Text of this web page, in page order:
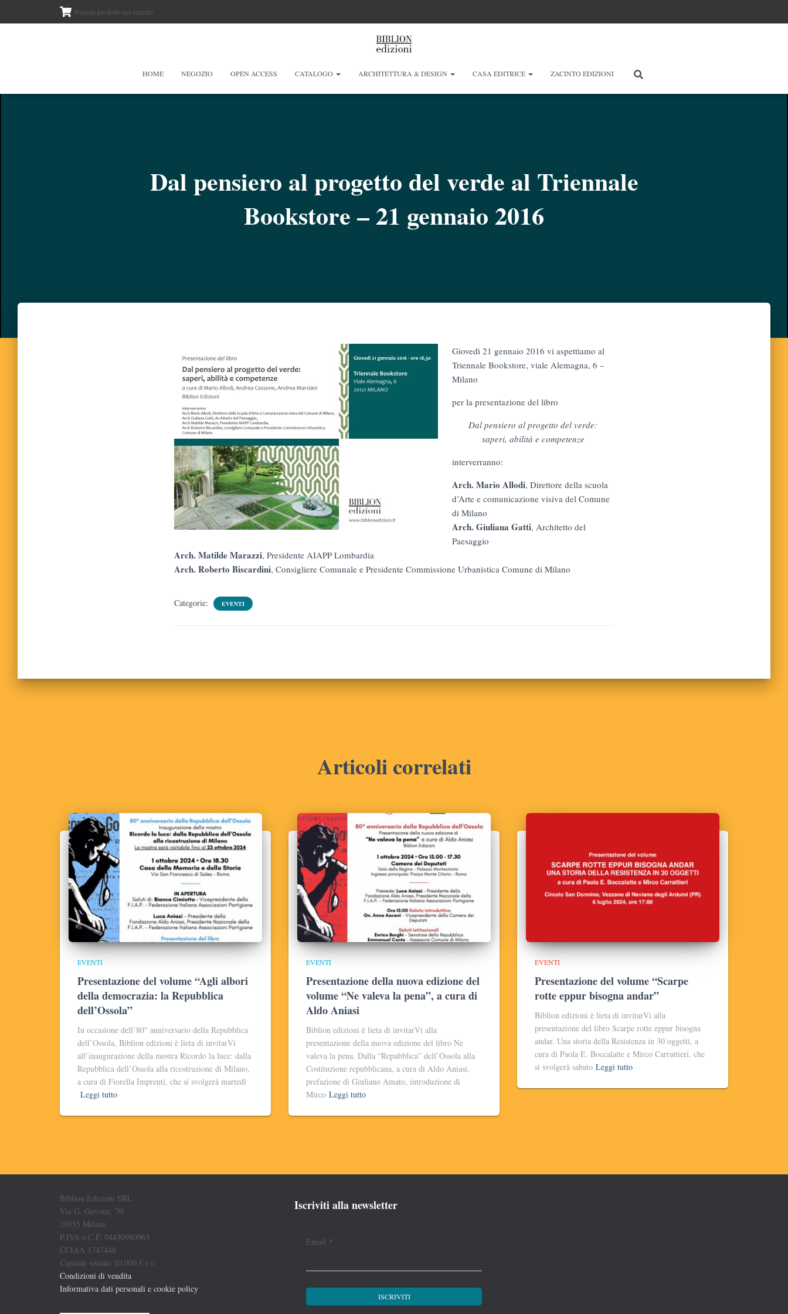
Nessun prodotto nel carrello.
HOME NEGOZIO OPEN ACCESS CATALOGO ARCHITETTURA & DESIGN CASA EDITRICE ZACINTO EDIZIONI
Dal pensiero al progetto del verde al Triennale
Bookstore – 21 gennaio 2016
Giovedì 21 gennaio 2016 vi aspettiamo al
Triennale Bookstore, viale Alemagna, 6 –
Milano
per la presentazione del libro
Dal pensiero al progetto del verde:
saperi, abilità e competenze
interverranno:
Arch. Mario Allodi, Direttore della scuola
d’Arte e comunicazione visiva del Comune
di Milano
Arch. Giuliana Gatti, Architetto del
Paesaggio
Arch. Matilde Marazzi, Presidente AIAPP Lombardia
Arch. Roberto Biscardini, Consigliere Comunale e Presidente Commissione Urbanistica Comune di Milano
Categorie: EVENTI
Articoli correlati
EVENTI
Presentazione del volume “Agli albori
della democrazia: la Repubblica
dell’Ossola”
In occasione dell’80° anniversario della Repubblica
dell’Ossola, Biblion edizioni è lieta di invitarVi
all’inaugurazione della mostra Ricordo la luce: dalla
Repubblica dell’Ossola alla ricostruzione di Milano,
a cura di Fiorella Imprenti, che si svolgerà martedì
Leggi tutto
EVENTI
Presentazione della nuova edizione del
volume “Ne valeva la pena”, a cura di
Aldo Aniasi
Biblion edizioni è lieta di invitarVi alla
presentazione della nuova edizione del libro Ne
valeva la pena. Dalla “Repubblica” dell’Ossola alla
Costituzione repubblicana, a cura di Aldo Aniasi,
prefazione di Giuliano Amato, introduzione di
Mirco Leggi tutto
EVENTI
Presentazione del volume “Scarpe
rotte eppur bisogna andar”
Biblion edizioni è lieta di invitarVi alla
presentazione del libro Scarpe rotte eppur bisogna
andar. Una storia della Resistenza in 30 oggetti, a
cura di Paola E. Boccalatte e Mirco Carrattieri, che
si svolgerà sabato Leggi tutto
Biblion Edizioni SRL
Via G. Govone, 70
20155 Milano
P.IVA e C.F. 04430980963
CCIAA 1747448
Capitale sociale 10.000 € i.v.
Condizioni di vendita
Informativa dati personali e cookie policy
Iscriviti alla newsletter
Email *